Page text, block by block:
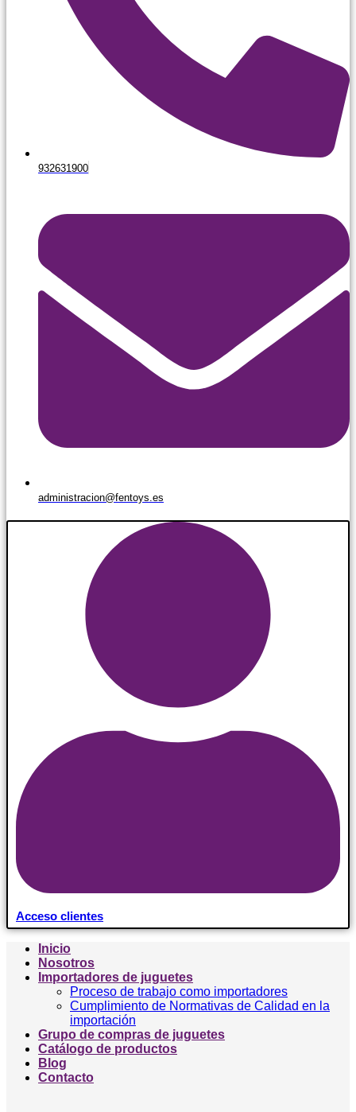
932631900
administracion@fentoys.es
Acceso clientes
Inicio
Nosotros
Importadores de juguetes
Proceso de trabajo como importadores
Cumplimiento de Normativas de Calidad en la
importación
Grupo de compras de juguetes
Catálogo de productos
Blog
Contacto